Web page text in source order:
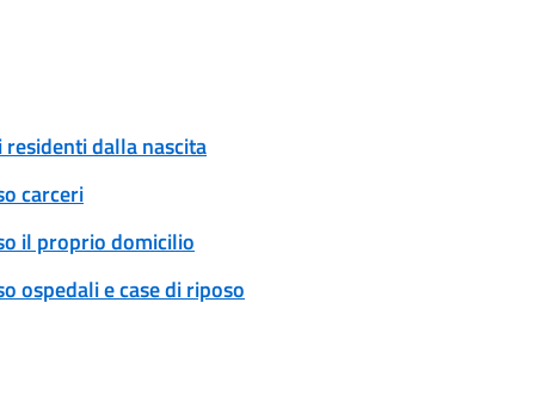
dalla nascita
carceri
il proprio domicilio
ospedali e case di riposo